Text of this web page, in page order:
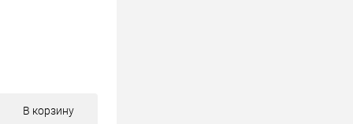
В корзину